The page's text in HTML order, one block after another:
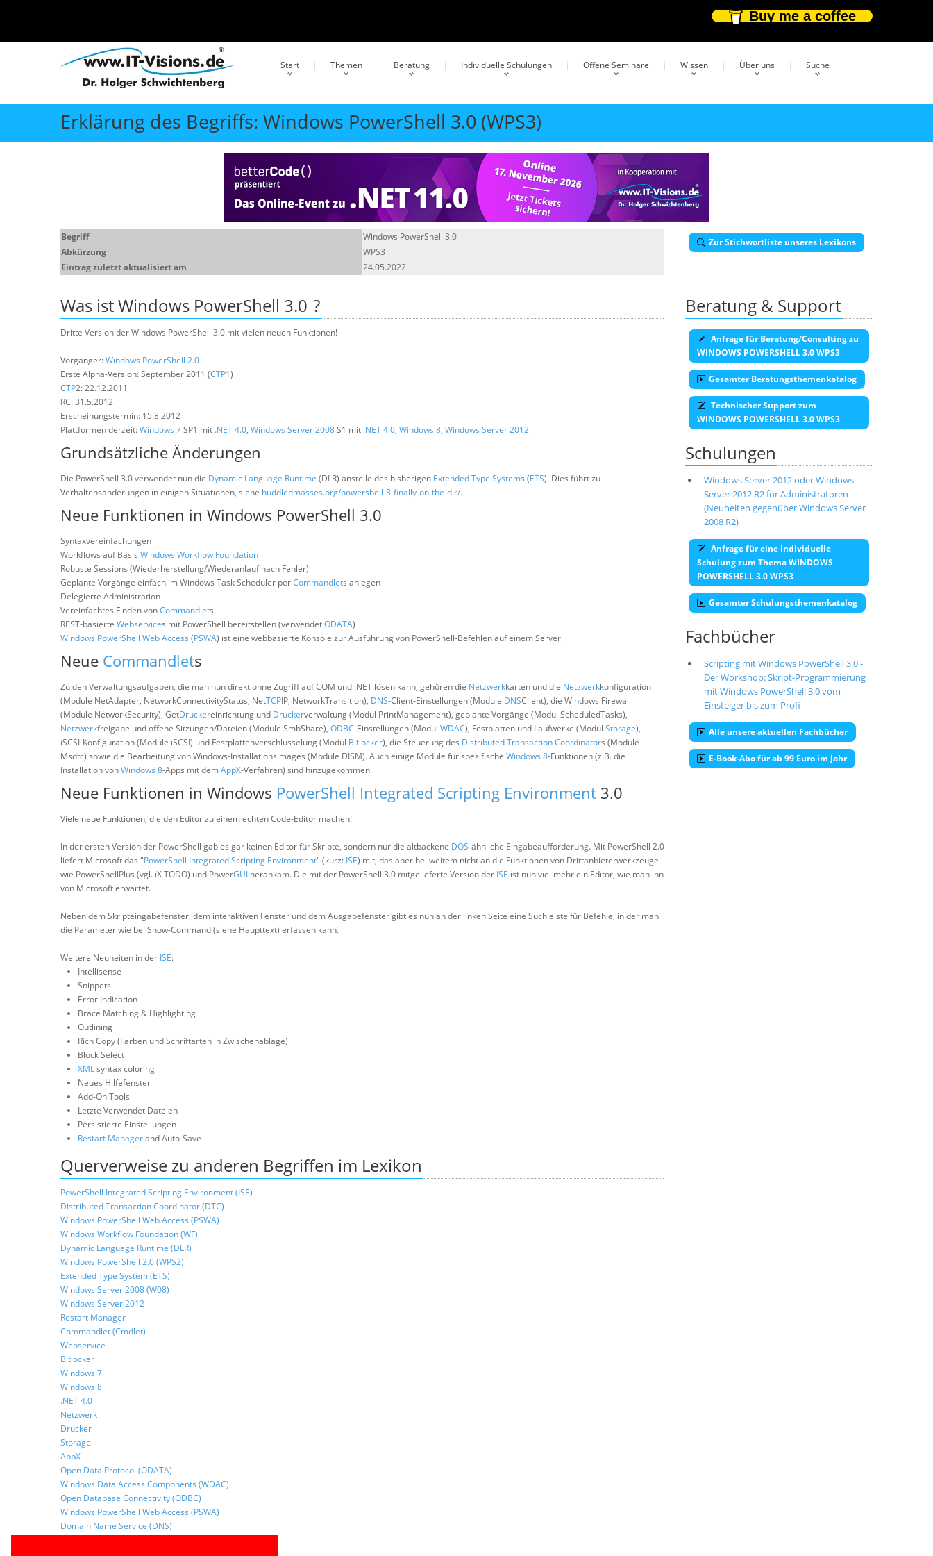
Buy me a coffee
Start Themen Beratung Individuelle Schulungen Offene Seminare Wissen Über uns Suche
Erklärung des Begriffs: Windows PowerShell 3.0 (WPS3)
Begriff
Windows PowerShell 3.0
Abkürzung
WPS3
Eintrag zuletzt aktualisiert am
24.05.2022
Zur Stichwortliste unseres Lexikons
Was istWindows PowerShell 3.0 ?
Dritte Version der Windows PowerShell 3.0 mit vielen neuen Funktionen!
Vorgänger:Windows PowerShell 2.0
Erste Alpha-Version: September 2011 (CTP1)
CTP2: 22.12.2011
RC: 31.5.2012
Erscheinungstermin: 15.8.2012
Plattformen derzeit:Windows 7SP1 mit .NET 4.0, Windows Server 2008S1 mit .NET 4.0, Windows 8, Windows Server 2012
Grundsätzliche Änderungen
Die PowerShell 3.0 verwendet nun die Dynamic Language Runtime (DLR) anstelle des bisherigen Extended Type Systems (ETS). Dies führt zu
Verhaltensänderungen in einigen Situationen, siehe huddledmasses.org/powershell-3-finally-on-the-dlr/.
Neue Funktionen in Windows PowerShell 3.0
Syntaxvereinfachungen
Workflows auf Basis Windows Workflow Foundation
Robuste Sessions (Wiederherstellung/Wiederanlauf nach Fehler)
Geplante Vorgänge einfach im Windows Task Scheduler perCommandlets anlegen
Delegierte Administration
Vereinfachtes Finden vonCommandlets
REST-basierte Webservices mit PowerShell bereitstellen (verwendetODATA)
Windows PowerShell Web Access (PSWA) ist eine webbasierte Konsole zur Ausführung von PowerShell-Befehlen auf einem Server.
Neue Commandlets
Zu den Verwaltungsaufgaben, die man nun direkt ohne Zugriff auf COM und .NET lösen kann, gehören die Netzwerkkarten und die Netzwerkkonfiguration
(Module NetAdapter, NetworkConnectivityStatus, NetTCPIP, NetworkTransition), DNS-Client-Einstellungen (Module DNSClient), die Windows Firewall
(Module NetworkSecurity), GetDruckereinrichtung und Druckerverwaltung (Modul PrintManagement), geplante Vorgänge (Modul ScheduledTasks),
Netzwerkfreigabe und offene Sitzungen/Dateien (Module SmbShare), ODBC-Einstellungen (Modul WDAC), Festplatten und Laufwerke (Modul Storage),
iSCSI-Konfiguration (Module iSCSI) und Festplattenverschlüsselung (Modul Bitlocker), die Steuerung des Distributed Transaction Coordinators (Module
Msdtc) sowie die Bearbeitung von Windows-Installationsimages (Module DISM). Auch einige Module für spezifische Windows 8-Funktionen (z.B. die
Installation vonWindows 8-Apps mit demAppX-Verfahren) sind hinzugekommen.
Neue Funktionen in Windows PowerShell Integrated Scripting Environment 3.0
Viele neue Funktionen, die den Editor zu einem echten Code-Editor machen!
In der ersten Version der PowerShell gab es gar keinen Editor für Skripte, sondern nur die altbackene DOS-ähnliche Eingabeaufforderung. Mit PowerShell 2.0
liefert Microsoft das "PowerShell Integrated Scripting Environment" (kurz: ISE) mit, das aber bei weitem nicht an die Funktionen von Drittanbieterwerkzeuge
wie PowerShellPlus (vgl. iX TODO) und PowerGUI herankam. Die mit der PowerShell 3.0 mitgelieferte Version der ISE ist nun viel mehr ein Editor, wie man ihn
von Microsoft erwartet.
Neben dem Skripteingabefenster, dem interaktiven Fenster und dem Ausgabefenster gibt es nun an der linken Seite eine Suchleiste für Befehle, in der man
die Parameter wie bei Show-Command (siehe Haupttext) erfassen kann.
Weitere Neuheiten in der ISE:
Intellisense
Snippets
Error Indication
Brace Matching & Highlighting
Outlining
Rich Copy (Farben und Schriftarten in Zwischenablage)
Block Select
XMLsyntax coloring
Neues Hilfefenster
Add-On Tools
Letzte Verwendet Dateien
Persistierte Einstellungen
Restart Managerand Auto-Save
Querverweise zu anderen Begriffen im Lexikon
PowerShell Integrated Scripting Environment (ISE)
Distributed Transaction Coordinator (DTC)
Windows PowerShell Web Access (PSWA)
Windows Workflow Foundation (WF)
Dynamic Language Runtime (DLR)
Windows PowerShell 2.0 (WPS2)
Extended Type System (ETS)
Windows Server 2008 (W08)
Windows Server 2012
Restart Manager
Commandlet (Cmdlet)
Webservice
Bitlocker
Windows 7
Windows 8
.NET 4.0
Netzwerk
Drucker
Storage
AppX
Open Data Protocol (ODATA)
Windows Data Access Components (WDAC)
Open Database Connectivity (ODBC)
Windows PowerShell Web Access (PSWA)
Domain Name Service (DNS)
Beratung & Support
Anfrage für Beratung/Consulting zu
WINDOWS POWERSHELL 3.0 WPS3
Gesamter Beratungsthemenkatalog
Technischer Support zum
WINDOWS POWERSHELL 3.0 WPS3
Schulungen
Windows Server 2012 oder Windows
Server 2012 R2 für Administratoren
(Neuheiten gegenüber Windows Server
2008 R2)
Anfrage für eine individuelle
Schulung zum Thema WINDOWS
POWERSHELL 3.0 WPS3
Gesamter Schulungsthemenkatalog
Fachbücher
Scripting mit Windows PowerShell 3.0 -
Der Workshop: Skript-Programmierung
mit Windows PowerShell 3.0 vom
Einsteiger bis zum Profi
Alle unsere aktuellen Fachbücher
E-Book-Abo für ab 99 Euro im Jahr